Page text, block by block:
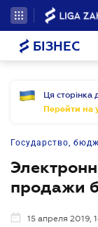
БІЗНЕС
Ця сторінка
Перейти на
Государство,
продажи
15 апреля 2019,